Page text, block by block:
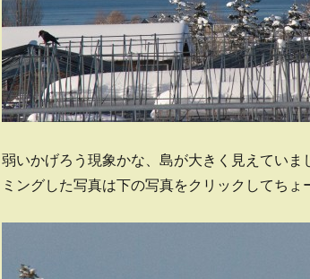
弱いかげろう現象かな、島が大きく見えていま
ミングした写真は下の写真をクリックしてちょ